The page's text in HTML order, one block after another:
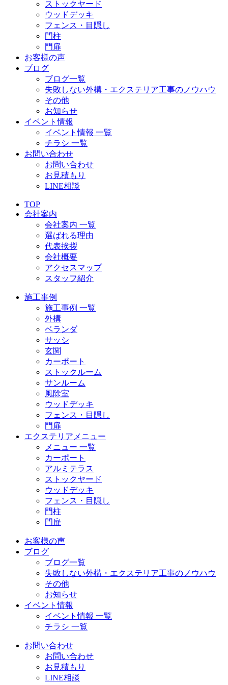
ストックヤード
ウッドデッキ
フェンス・目隠し
門柱
門扉
お客様の声
ブログ
ブログ一覧
失敗しない外構・エクステリア工事のノウハウ
その他
お知らせ
イベント情報
イベント情報 一覧
チラシ 一覧
お問い合わせ
お問い合わせ
お見積もり
LINE相談
TOP
会社案内
会社案内 一覧
選ばれる理由
代表挨拶
会社概要
アクセスマップ
スタッフ紹介
施工事例
施工事例 一覧
外構
ベランダ
サッシ
玄関
カーポート
ストックルーム
サンルーム
風除室
ウッドデッキ
フェンス・目隠し
門扉
エクステリアメニュー
メニュー 一覧
カーポート
アルミテラス
ストックヤード
ウッドデッキ
フェンス・目隠し
門柱
門扉
お客様の声
ブログ
ブログ一覧
失敗しない外構・エクステリア工事のノウハウ
その他
お知らせ
イベント情報
イベント情報 一覧
チラシ 一覧
お問い合わせ
お問い合わせ
お見積もり
LINE相談